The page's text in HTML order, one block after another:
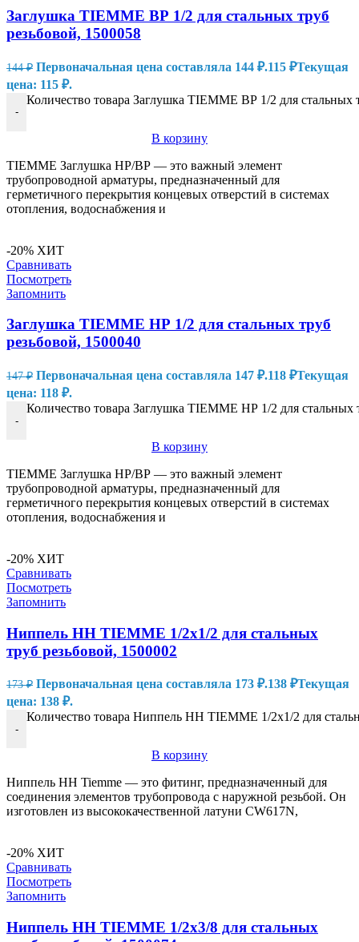
Заглушка TIEMME ВР 1/2 для стальных труб
резьбовой, 1500058
144₽ Первоначальная цена составляла 144 ₽.115 ₽Текущая
цена: 115 ₽.
-
Количество товара Заглушка TIEMME ВР 1/2 для стальных
В корзину
TIEMME Заглушка НР/ВР — это важный элемент
трубопроводной арматуры, предназначенный для
герметичного перекрытия концевых отверстий в системах
отопления, водоснабжения и
-20% ХИТ
Сравнивать
Посмотреть
Запомнить
Заглушка TIEMME НР 1/2 для стальных труб
резьбовой, 1500040
147₽ Первоначальная цена составляла 147 ₽.118 ₽Текущая
цена: 118 ₽.
-
Количество товара Заглушка TIEMME НР 1/2 для стальных
В корзину
TIEMME Заглушка НР/ВР — это важный элемент
трубопроводной арматуры, предназначенный для
герметичного перекрытия концевых отверстий в системах
отопления, водоснабжения и
-20% ХИТ
Сравнивать
Посмотреть
Запомнить
Ниппель HH TIEMME 1/2х1/2 для стальных
труб резьбовой, 1500002
173₽ Первоначальная цена составляла 173 ₽.138 ₽Текущая
цена: 138 ₽.
-
Количество товара Ниппель HH TIEMME 1/2х1/2 для
В корзину
Ниппель HH Tiemme — это фитинг, предназначенный для
соединения элементов трубопровода с наружной резьбой. Он
изготовлен из высококачественной латуни CW617N,
-20% ХИТ
Сравнивать
Посмотреть
Запомнить
Ниппель HH TIEMME 1/2х3/8 для стальных